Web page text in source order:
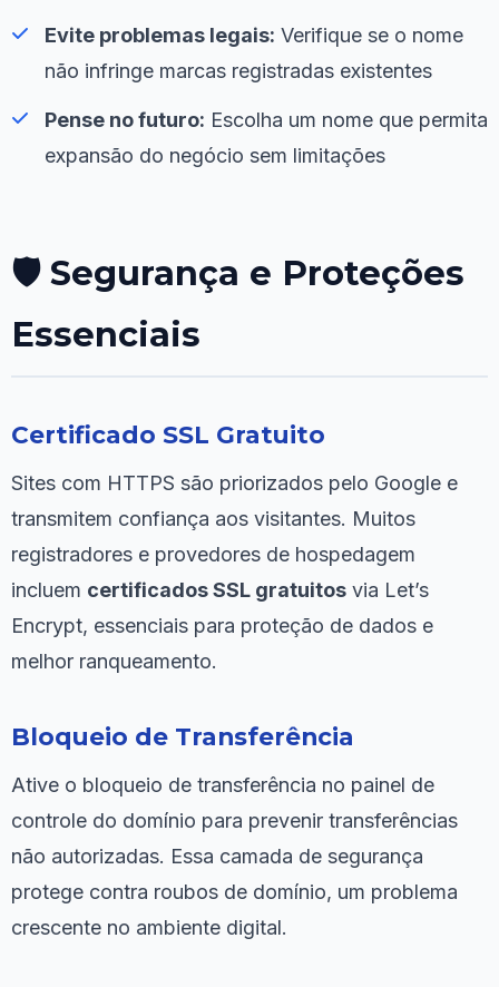
Evite problemas legais: Verifique se o nome
não infringe marcas registradas existentes
Pense no futuro: Escolha um nome que permita
expansão do negócio sem limitações
🛡️ Segurança e Proteções
Essenciais
Certificado SSL Gratuito
Sites com HTTPS são priorizados pelo Google e
transmitem confiança aos visitantes. Muitos
registradores e provedores de hospedagem
incluem certificados SSL gratuitos via Let’s
Encrypt, essenciais para proteção de dados e
melhor ranqueamento.
Bloqueio de Transferência
Ative o bloqueio de transferência no painel de
controle do domínio para prevenir transferências
não autorizadas. Essa camada de segurança
protege contra roubos de domínio, um problema
crescente no ambiente digital.